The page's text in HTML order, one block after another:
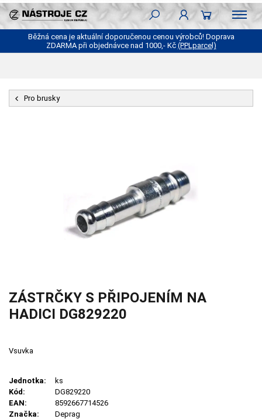
Běžná cena je aktuální doporučenou cenou výrobců! Doprava
ZDARMA při objednávce nad 1000,- Kč (PPLparcel)
Pro brusky
ZÁSTRČKY S PŘIPOJENÍM NA
HADICI DG829220
Vsuvka
Jednotka:
ks
Kód:
DG829220
EAN:
8592667714526
Značka:
Deprag